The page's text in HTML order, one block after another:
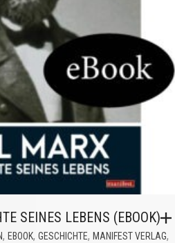
SEINES LEBENS (EBOOK)
, EBOOK, GESCHICHTE, MANIFEST VERLAG,